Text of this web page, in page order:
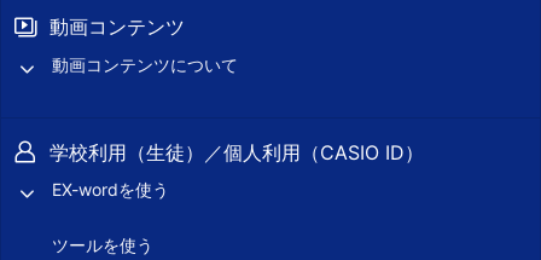
動画コンテンツ
動画コンテンツについて
学校利用（生徒）／個人利用（CASIO ID）
EX-wordを使う
ツールを使う